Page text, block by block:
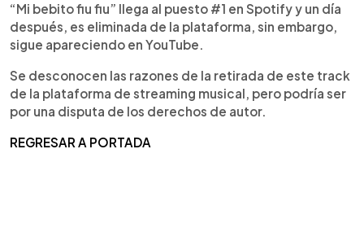
“Mi bebito fiu fiu” llega al puesto #1 en Spotify y un día
después, es eliminada de la plataforma, sin embargo,
sigue apareciendo en YouTube.
Se desconocen las razones de la retirada de este track
de la plataforma de streaming musical, pero podría ser
por una disputa de los derechos de autor.
REGRESAR A PORTADA